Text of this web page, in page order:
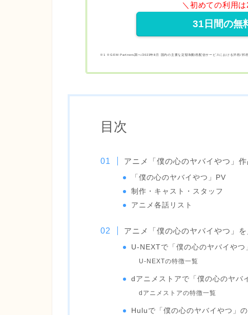
＼初めての利用
31日間の無
※1 ※GEM Partners調べ/2023年8⽉ 国内の主要な定額制動画配信サービスにおける洋画/邦
目次
アニメ「僕の心のヤバイやつ」
「僕の心のヤバイやつ」PV
制作・キャスト・スタッフ
アニメ各話リスト
アニメ「僕の心のヤバイやつ」
U-NEXTで「僕の心のヤバイやつ
U-NEXTの特徴一覧
dアニメストアで「僕の心のヤバ
dアニメストアの特徴一覧
Huluで「僕の心のヤバイやつ」